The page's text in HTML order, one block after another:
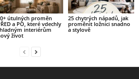
útulných proměn
a PO, které vdechly
interiérům
život
25 chytrých nápadů, jak
proměnit ložnici snadno
a stylově